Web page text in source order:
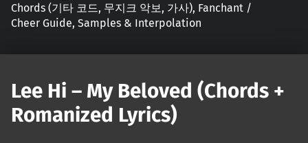
Chords (기타 코드, 무지크 악보, 가사), Fanchant /
Cheer Guide, Samples & Interpolation
Lee Hi – My Beloved (Chords +
Romanized Lyrics)